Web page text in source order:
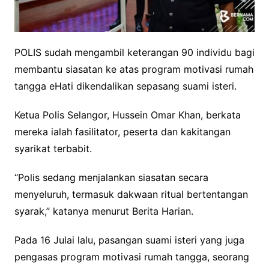
POLIS sudah mengambil keterangan 90 individu bagi
membantu siasatan ke atas program motivasi rumah
tangga eHati dikendalikan sepasang suami isteri.
Ketua Polis Selangor, Hussein Omar Khan, berkata
mereka ialah fasilitator, peserta dan kakitangan
syarikat terbabit.
“Polis sedang menjalankan siasatan secara
menyeluruh, termasuk dakwaan ritual bertentangan
syarak,” katanya menurut Berita Harian.
Pada 16 Julai lalu, pasangan suami isteri yang juga
pengasas program motivasi rumah tangga, seorang